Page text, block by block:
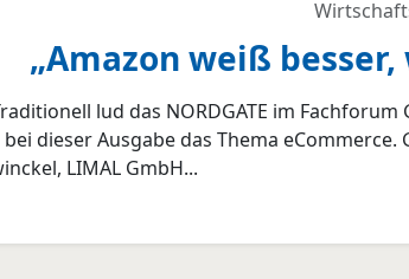
„Amazon weiß
lud das NORDGATE im
dieser Ausgabe das Thema eCommerce.
LIMAL GmbH...